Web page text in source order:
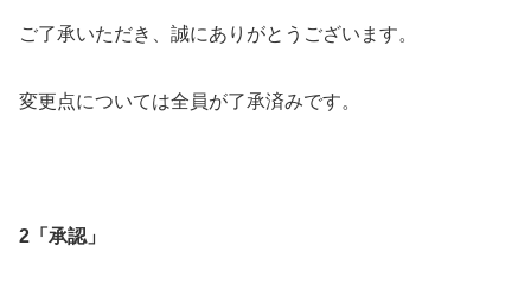
ご了承いただき、誠にありがとうございます。
変更点については全員が了承済みです。
2 「承認」